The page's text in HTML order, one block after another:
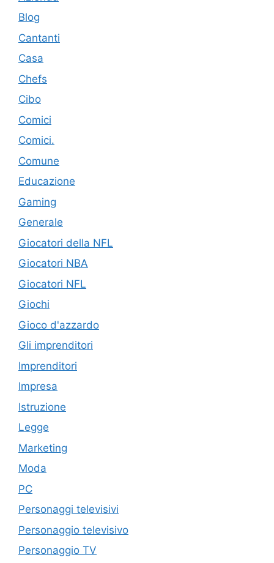
Blog
Cantanti
Casa
Chefs
Cibo
Comici
Comici.
Comune
Educazione
Gaming
Generale
Giocatori della NFL
Giocatori NBA
Giocatori NFL
Giochi
Gioco d'azzardo
Gli imprenditori
Imprenditori
Impresa
Istruzione
Legge
Marketing
Moda
PC
Personaggi televisivi
Personaggio televisivo
Personaggio TV